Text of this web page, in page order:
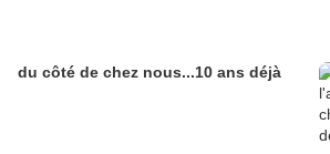
du côté de chez nous...10 ans déjà